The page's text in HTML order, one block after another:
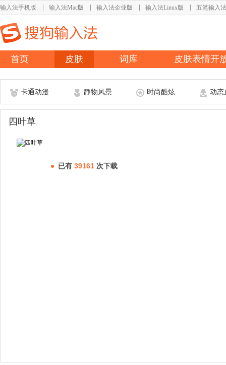
输入法手机版 输入法Mac版 输入法企业版 输入法Linux版 五笔输入法
首页 皮肤 词库 皮肤表情开
卡通动漫 静物风景 时尚酷炫 动态
四叶草
已有 39161 次下载